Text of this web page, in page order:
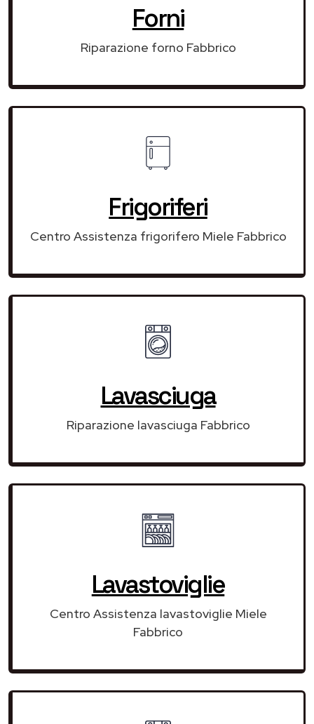
Forni
Riparazione forno Fabbrico
Frigoriferi
Centro Assistenza frigorifero Miele Fabbrico
Lavasciuga
Riparazione lavasciuga Fabbrico
Lavastoviglie
Centro Assistenza lavastoviglie Miele
Fabbrico